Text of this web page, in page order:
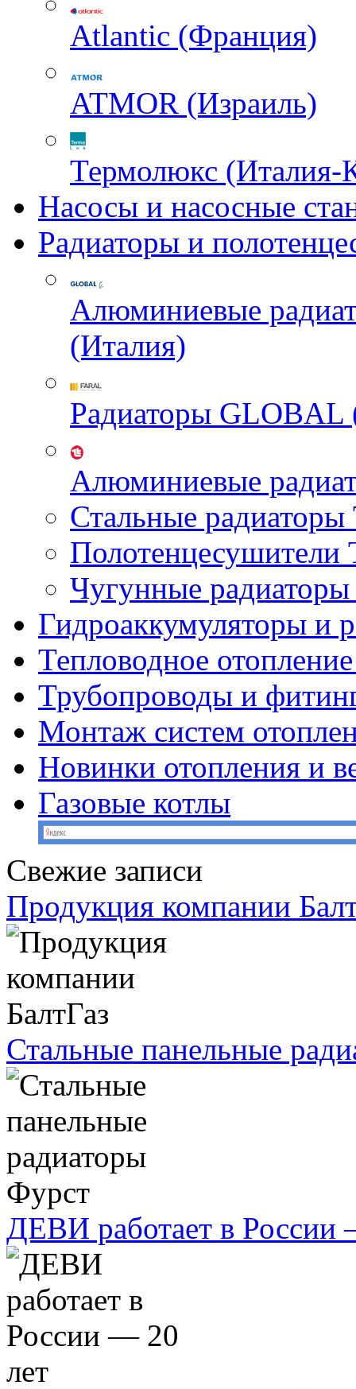
Atlantic (Франция)
ATMOR (Израиль)
Термолюкс (Италия-
Насосы и насосные
Радиаторы и
Алюминиевые
(Италия)
Радиаторы GLOBAL
Алюминиевые
Стальные
Чугунные
Гидроаккумуляторы и
Тепловодное
Трубопроводы и
Монтаж систем
Новинки отопления и
Газовые котлы
Свежие записи
Продукция компании
Стальные панельные
ДЕВИ работает в России